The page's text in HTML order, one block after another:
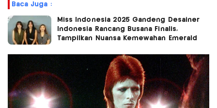
Baca Juga :
Miss Indonesia 2025 Gandeng Desainer
Indonesia Rancang Busana Finalis,
Tampilkan Nuansa Kemewahan Emerald